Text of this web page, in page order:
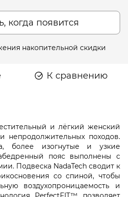
когда появится
накопительной скидки
К сравнению
и лёгкий женский
непродолжительных походов.
более изогнутые и узкие
пояс выполнены с
Подвеска NadaTech сводит к
со спиной, чтобы
воздухопроницаемость и